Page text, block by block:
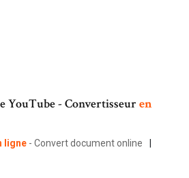
YouTube - Convertisseur en
ligne - Convert document online